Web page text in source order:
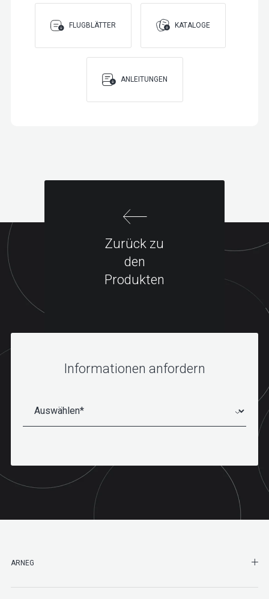
FLUGBLÄTTER KATALOGE
ANLEITUNGEN
Zurück zu
den
Produkten
Informationen anfordern
ARNEG